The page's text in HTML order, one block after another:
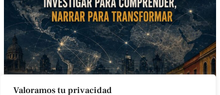
Valoramos tu privacidad